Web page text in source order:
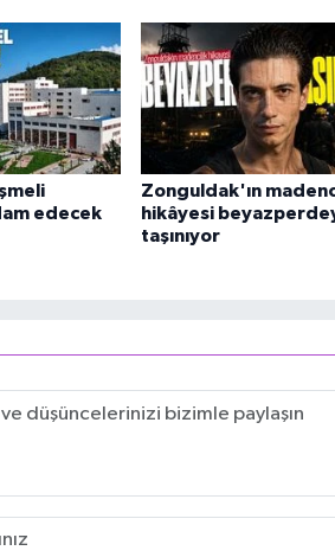
edecek
Zonguldak'ın
hikâyesi
taşınıyor